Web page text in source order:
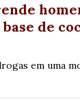
de
em uma